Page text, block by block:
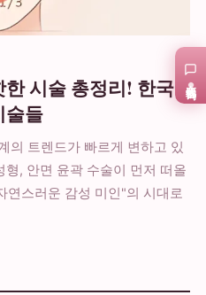
시술 총정리! 한국
술들
의 트렌드가 빠르게 변하고 있
, 안면 윤곽 수술이 먼저 떠올
연스러운 감성 미인"의 시대로